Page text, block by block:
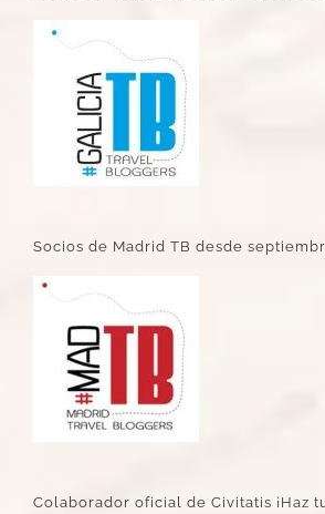
Socios de Madrid TB desde
Colaborador oficial de Civitatis ¡Haz